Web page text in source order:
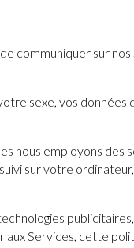
communiquer sur
sexe, vos données
nous employons des
sur votre
Services, cette